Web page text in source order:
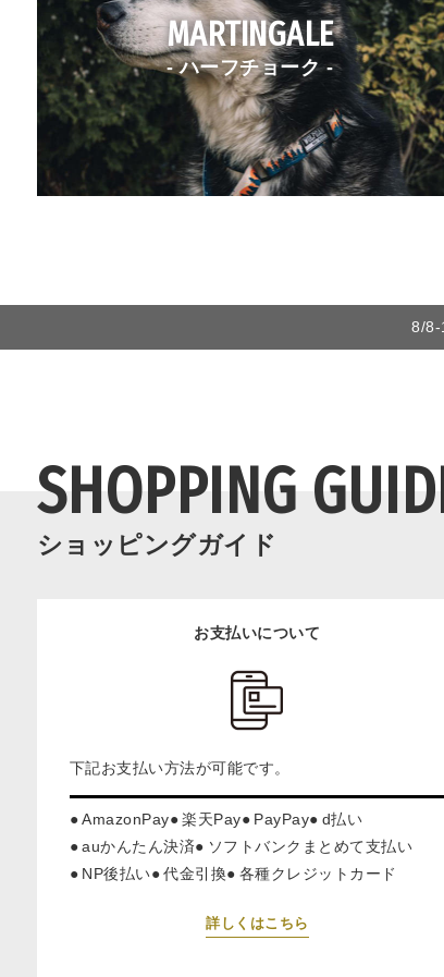
MARTINGALE
- ハーフチョーク -
8/8-
SHOPPING
ショッピングガイド
お支払いについて
下記お支払い方法が可能です。
AmazonPay 楽天Pay PayPay
d払い
auかんたん決済
ソフトバンクまとめて支払い
NP後払い
代金引換 各種クレジットカード
詳しくはこちら